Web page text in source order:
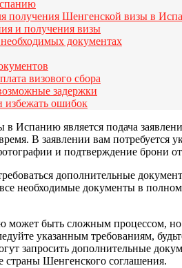
получения Шенгенской визы в
и получения визы
документах
визового сбора
задержки
избежать ошибок
является подача
В заявлении вам
и подтверждение брони
дополнительные
необходимые документы в
быть сложным процессом, но
указанным требованиям,
запросить дополнительные
Шенгенского соглашения.